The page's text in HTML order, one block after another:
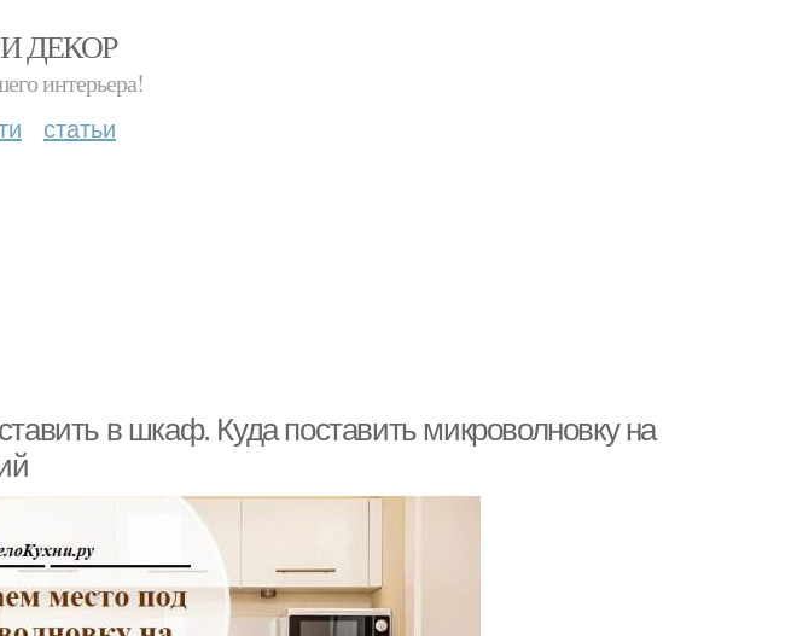
ДЕКОР
интерьера!
статьи
в шкаф. Куда поставить микроволновку на